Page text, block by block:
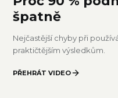
špatně
Nejčastější chyby při
praktičtějším výsledkům.
PŘEHRÁT VIDEO